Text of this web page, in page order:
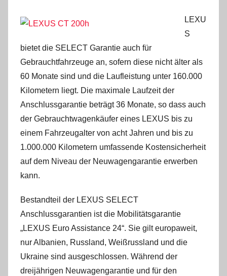
LEXU
S
bietet die SELECT Garantie auch für
Gebrauchtfahrzeuge an, sofern diese nicht älter als
60 Monate sind und die Laufleistung unter 160.000
Kilometern liegt. Die maximale Laufzeit der
Anschlussgarantie beträgt 36 Monate, so dass auch
der Gebrauchtwagenkäufer eines LEXUS bis zu
einem Fahrzeugalter von acht Jahren und bis zu
1.000.000 Kilometern umfassende Kostensicherheit
auf dem Niveau der Neuwagengarantie erwerben
kann.
Bestandteil der LEXUS SELECT
Anschlussgarantien ist die Mobilitätsgarantie
„LEXUS Euro Assistance 24“. Sie gilt europaweit,
nur Albanien, Russland, Weißrussland und die
Ukraine sind ausgeschlossen. Während der
dreijährigen Neuwagengarantie und für den